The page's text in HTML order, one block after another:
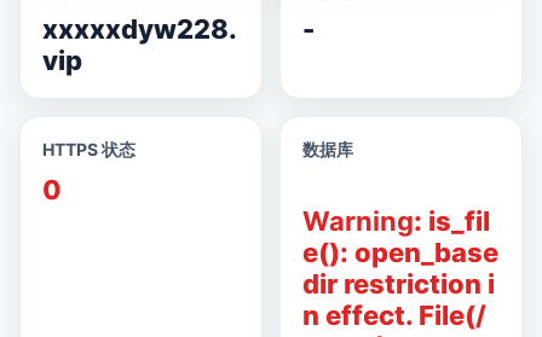
xxxxxdyw228.
vip
-
HTTPS 状态
0
数据库
Warning: is_fil
e(): open_base
dir restriction i
n effect. File(/